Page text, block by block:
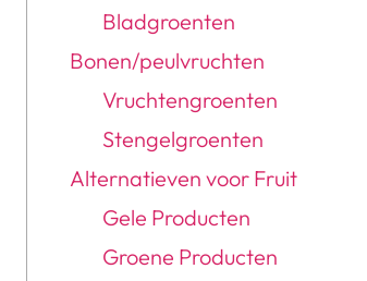
Bladgroenten
Bonen/peulvruchten
Vruchtengroenten
Stengelgroenten
Alternatieven voor Fruit
Gele Producten
Groene Producten